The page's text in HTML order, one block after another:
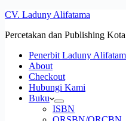
CV. Laduny Alifatama
Percetakan dan Publishing
Penerbit Laduny
About
Checkout
Hubungi Kami
Buku
ISBN